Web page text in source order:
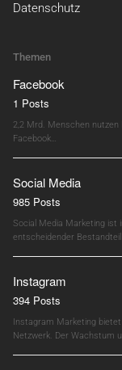
Datenschutz
Themen
Facebook
1 Posts
2,2 Mrd. Menschen nutzen
Facebook…
Social Media
985 Posts
Social Media Marketing ist
entscheidender
Instagram
394 Posts
Instagram Marketing
Netzwerk. Der Wachstum